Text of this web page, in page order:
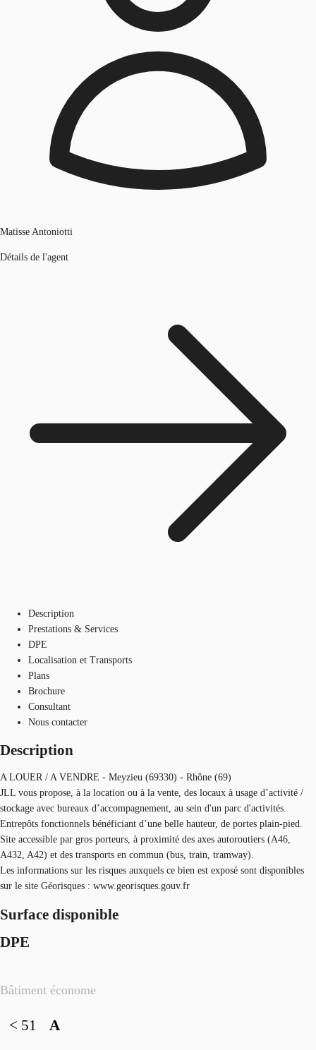
Matisse Antoniotti
Détails de l'agent
Description
Prestations & Services
DPE
Localisation et Transports
Plans
Brochure
Consultant
Nous contacter
Description
A LOUER / A VENDRE - Meyzieu (69330) - Rhône (69)
JLL vous propose, à la location ou à la vente, des locaux à usage d’activité /
stockage avec bureaux d’accompagnement, au sein d'un parc d'activités.
Entrepôts fonctionnels bénéficiant d’une belle hauteur, de portes plain-pied.
Site accessible par gros porteurs, à proximité des axes autoroutiers (A46,
A432, A42) et des transports en commun (bus, train, tramway).
Les informations sur les risques auxquels ce bien est exposé sont disponibles
sur le site Géorisques : www.georisques.gouv.fr
Surface disponible
DPE
Bâtiment économe
A
< 51